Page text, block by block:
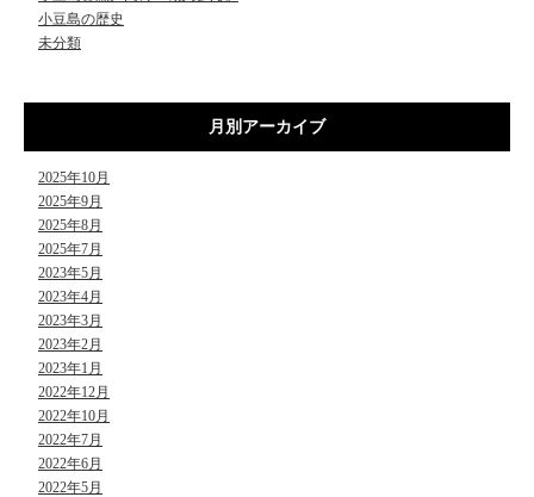
小豆島の歴史
未分類
月別アーカイブ
2025年10月
2025年9月
2025年8月
2025年7月
2023年5月
2023年4月
2023年3月
2023年2月
2023年1月
2022年12月
2022年10月
2022年7月
2022年6月
2022年5月